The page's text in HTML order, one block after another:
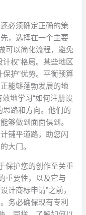
必须确定正确的策
，选择在一个主要
可以简化流程，避免
权”格局。某些地区
护”优势。平衡预算
能够蓬勃发展的地
地学习“如何注册设
思路和方向。他们的
够做到面面俱到。
铺平道路，助您闪
大门。
保护您的创作至关重
重要性，以及它与
计商标申请”之前，
务必确保现有专利